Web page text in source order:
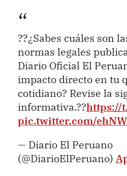
??¿Sabes cuáles son
normas legales
Diario Oficial El
impacto directo en tu
cotidiano? Revise la
informativa.??https://
pic.twitter.com/
— Diario El Peruano
(@DiarioElPeruano)